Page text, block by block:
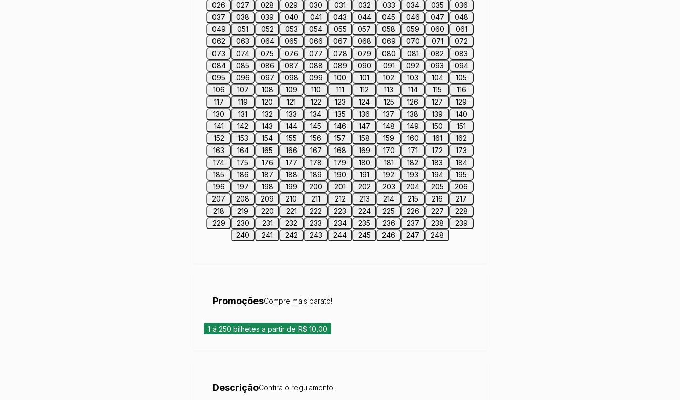
026
027 028 029 030 031 032 033 034 035
036
037
038 039 040 041 043 044 045 046 047
048
049
051 052 053 054 055 057 058 059 060
061
062
063 064 065 066 067 068 069 070 071
072
073
074 075 076 077 078 079 080 081 082
083
084
085 086 087 088 089 090 091 092 093
094
095
096 097 098 099 100 101 102 103 104
105
106
107 108 109 110 111 112 113 114 115
116
117
119 120 121 122 123 124 125 126 127
129
130
131 132 133 134 135 136 137 138 139
140
141
142 143 144 145 146 147 148 149 150
151
152
153 154 155 156 157 158 159 160 161
162
163
164 165 166 167 168 169 170 171 172
173
174
175 176 177 178 179 180 181 182 183
184
185
186 187 188 189 190 191 192 193 194
195
196
197 198 199 200 201 202 203 204 205
206
207
208 209 210 211 212 213 214 215 216
217
218
219 220 221 222 223 224 225 226 227
228
229
230 231 232 233 234 235 236 237 238
239
240
241 242 243 244 245 246 247 248
PromoçõesCompre mais barato!
1 á 250 bilhetes a partir de R$ 10,00
DescriçãoConfira o regulamento.